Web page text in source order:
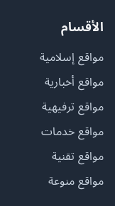
الأقسام
مواقع إسلامية
مواقع أخبارية
مواقع ترفيهية
مواقع خدمات
مواقع تقنية
مواقع منوعة